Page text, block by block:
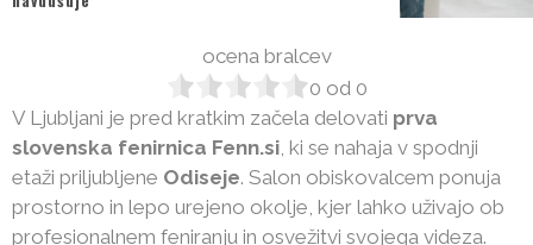
ocena bralcev
0 od 0
V Ljubljani je pred kratkim začela delovati prva
slovenska fenirnica Fenn.si, ki se nahaja v spodnji
etaži priljubljene Odiseje. Salon obiskovalcem ponuja
prostorno in lepo urejeno okolje, kjer lahko uživajo ob
profesionalnem feniranju in osvežitvi svojega videza.